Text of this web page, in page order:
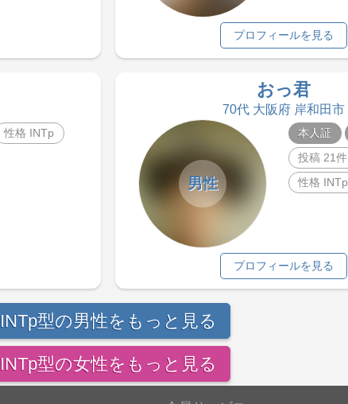
プロフィールを見る
性格 INTp
おっ君
70代 大阪府 岸和田市
男性
本人証
投稿 21件
性格 INTp
プロフィールを見る
INTp型の男性をもっと見る
INTp型の女性をもっと見る